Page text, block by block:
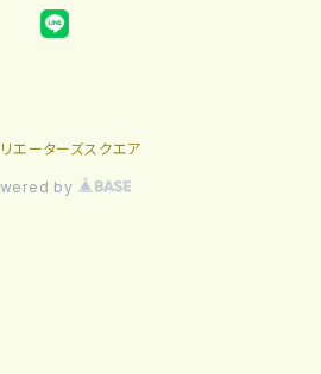
エーターズスクエア
by